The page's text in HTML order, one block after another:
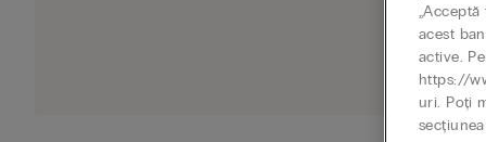
acest
active.
https://
uri. Poți